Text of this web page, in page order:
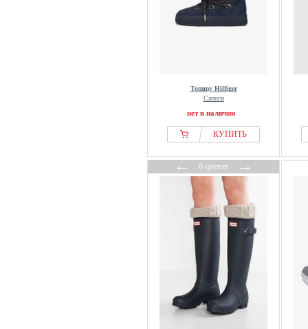
Tommy Hilfiger
Сапоги
нет в наличии
КУПИТЬ
←6 цветов→